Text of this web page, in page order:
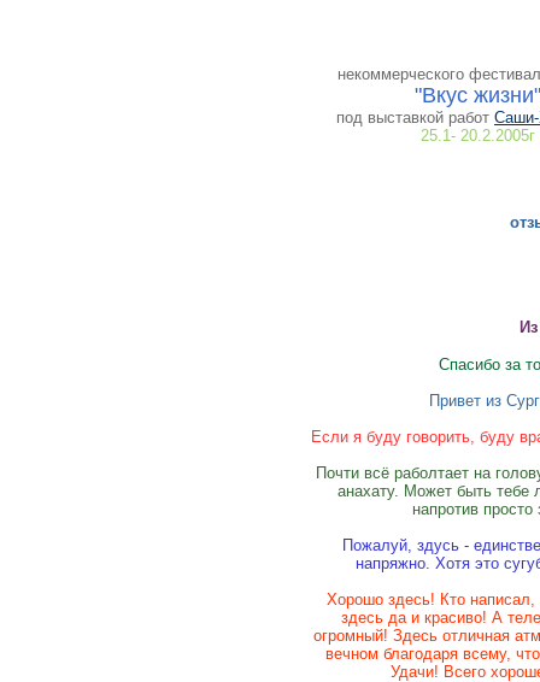
некоммерческого
"Вкус жизни"
под выставкой работ
25.1- 20.2.2005г
Спасибо за
Привет из
Если я буду говорить, буду
Почти всё раболтает на
анахату. Может быть тебе
напротив
Пожалуй, здусь -
напряжно. Хотя это
Хорошо здесь! Кто написал,
здесь да и красиво! А
огромный! Здесь отличная
вечном благодаря всему,
Удачи! Всего